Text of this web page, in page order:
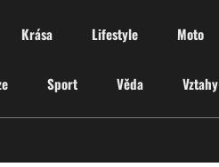
Krása Lifestyle Moto
Sport Věda Vztahy